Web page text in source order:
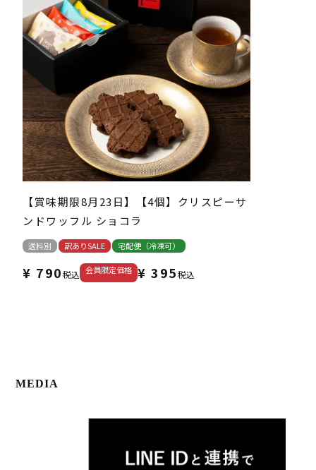
【賞味期限8月23日】【4個】クリスピーサ
ンドワッフル ショコラ
送料別 訳ありSALE 宅配便（冷凍可）
¥ 790税込 会員限定価格 ¥ 395税込
MEDIA